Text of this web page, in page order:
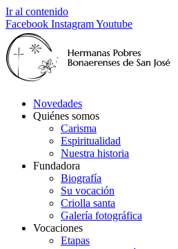
Ir al contenido
Facebook InstagramYoutube
Novedades
Quiénes somos
Carisma
Espiritualidad
Nuestra historia
Fundadora
Biografía
Su vocación
Criolla santa
Galería fotográfica
Vocaciones
Etapas